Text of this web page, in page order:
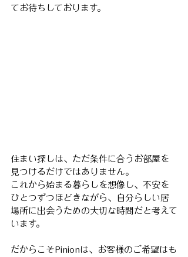
てお待ちしております。
住まい探しは、ただ条件に合うお部屋を
見つけるだけではありません。
これから始まる暮らしを想像し、不安を
ひとつずつほどきながら、自分らしい居
場所に出会うための大切な時間だと考えて
います。
だからこそPinionは、お客様のご希望はも